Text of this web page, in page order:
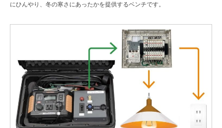
にひんやり、冬の寒さにあったかを提供するベンチです。